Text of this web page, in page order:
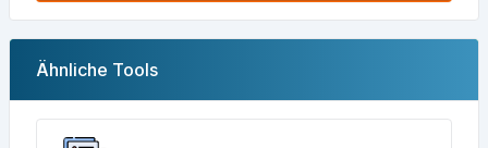
Ähnliche Tools